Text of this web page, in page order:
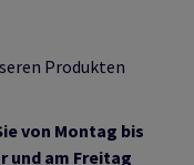
Produkten
von Montag bis
und am Freitag